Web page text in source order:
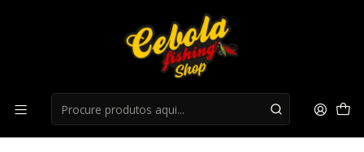
Flukes
Flukes SAWAMURA ONE'UP SHAD SLIM 4" - Pink Chart